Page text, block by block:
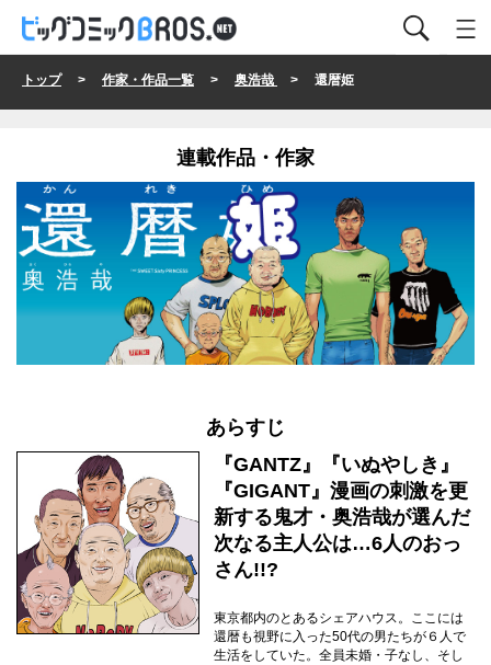
トップ> 作家・作品一覧 > 奥浩哉 > 還暦姫
連載作品・作家
あらすじ
『GANTZ』『いぬやしき』
『GIGANT』漫画の刺激を更
新する鬼才・奥浩哉が選んだ
次なる主人公は…6人のおっ
さん!!?
東京都内のとあるシェアハウス。ここには
還暦も視野に入った50代の男たちが６人で
生活をしていた。全員未婚・子なし、そし